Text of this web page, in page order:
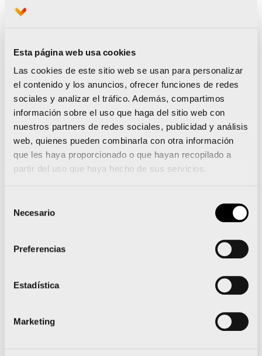
Esta página web usa cookies
Las cookies de este sitio web se usan para personalizar
el contenido y los anuncios, ofrecer funciones de redes
sociales y analizar el tráfico. Además, compartimos
información sobre el uso que haga del sitio web con
nuestros partners de redes sociales, publicidad y análisis
web, quienes pueden combinarla con otra información
que les haya proporcionado o que hayan recopilado a
partir del uso que haya hecho de sus servicios.
Necesario
Preferencias
Estadística
Marketing
Iberia lanza un descuento del 15% para volar al
Maratón Valencia Trinidad Alfonso